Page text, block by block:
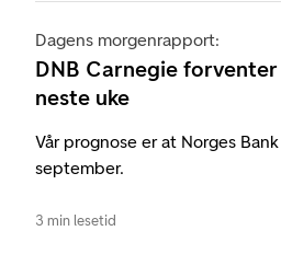
Dagens morgenrapport:
DNB Carnegie
neste uke
Vår prognose er at Norges
september.
3 min lesetid